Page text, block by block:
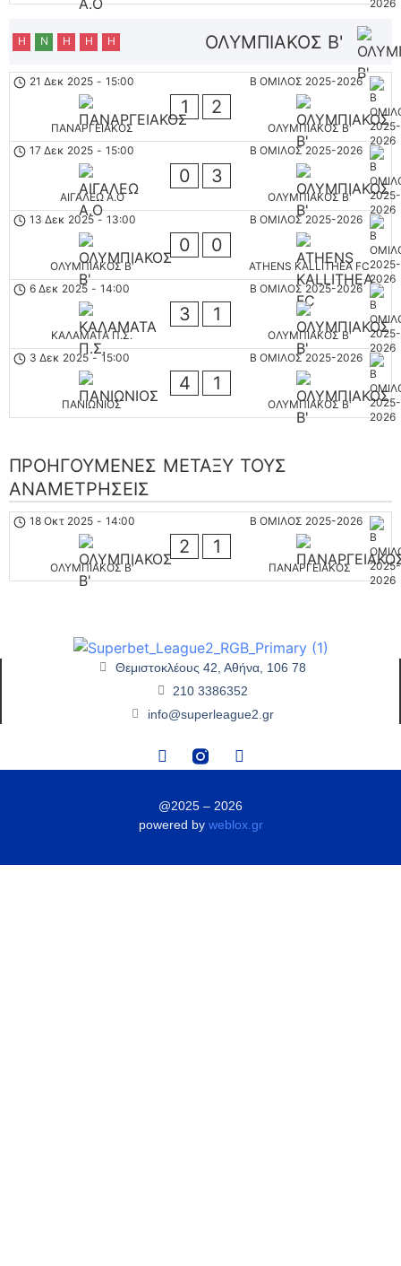
ΟΛΥΜΠΙΑΚΟΣ Β'
Η Ν Η Η Η
Β ΟΜΙΛΟΣ 2025-2026
21 Δεκ 2025 - 15:00
ΠΑΝΑΡΓΕΙΑΚΟΣ
1 2
ΟΛΥΜΠΙΑΚΟΣ Β'
Β ΟΜΙΛΟΣ 2025-2026
17 Δεκ 2025 - 15:00
ΑΙΓΑΛΕΩ A.O
0 3
ΟΛΥΜΠΙΑΚΟΣ Β'
Β ΟΜΙΛΟΣ 2025-2026
13 Δεκ 2025 - 13:00
ΟΛΥΜΠΙΑΚΟΣ Β'
0 0
ATHENS KALLITHEA FC
Β ΟΜΙΛΟΣ 2025-2026
6 Δεκ 2025 - 14:00
ΚΑΛΑΜΑΤΑ Π.Σ.
3 1
ΟΛΥΜΠΙΑΚΟΣ Β'
Β ΟΜΙΛΟΣ 2025-2026
3 Δεκ 2025 - 15:00
ΠΑΝΙΩΝΙΟΣ
4 1
ΟΛΥΜΠΙΑΚΟΣ Β'
ΠΡΟΗΓΟΎΜΕΝΕΣ ΜΕΤΑΞΎ ΤΟΥΣ
ΑΝΑΜΕΤΡΉΣΕΙΣ
Β ΟΜΙΛΟΣ 2025-2026
18 Οκτ 2025 - 14:00
ΟΛΥΜΠΙΑΚΟΣ Β'
2 1
ΠΑΝΑΡΓΕΙΑΚΟΣ
Θεμιστοκλέους 42, Αθήνα, 106 78
210 3386352
info@superleague2.gr
@2025 – 2026
powered by weblox.gr